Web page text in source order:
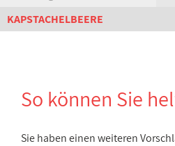
KAPSTACHELBEERE
So können Sie
Sie haben einen weiteren